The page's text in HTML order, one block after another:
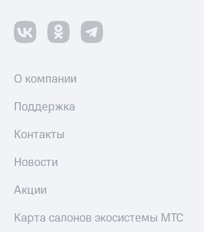
О компании
Поддержка
Контакты
Новости
Акции
Карта салонов экосистемы МТС